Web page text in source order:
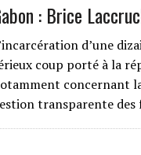
: Brice
d’une
coup porté à la
concernant
transparente des